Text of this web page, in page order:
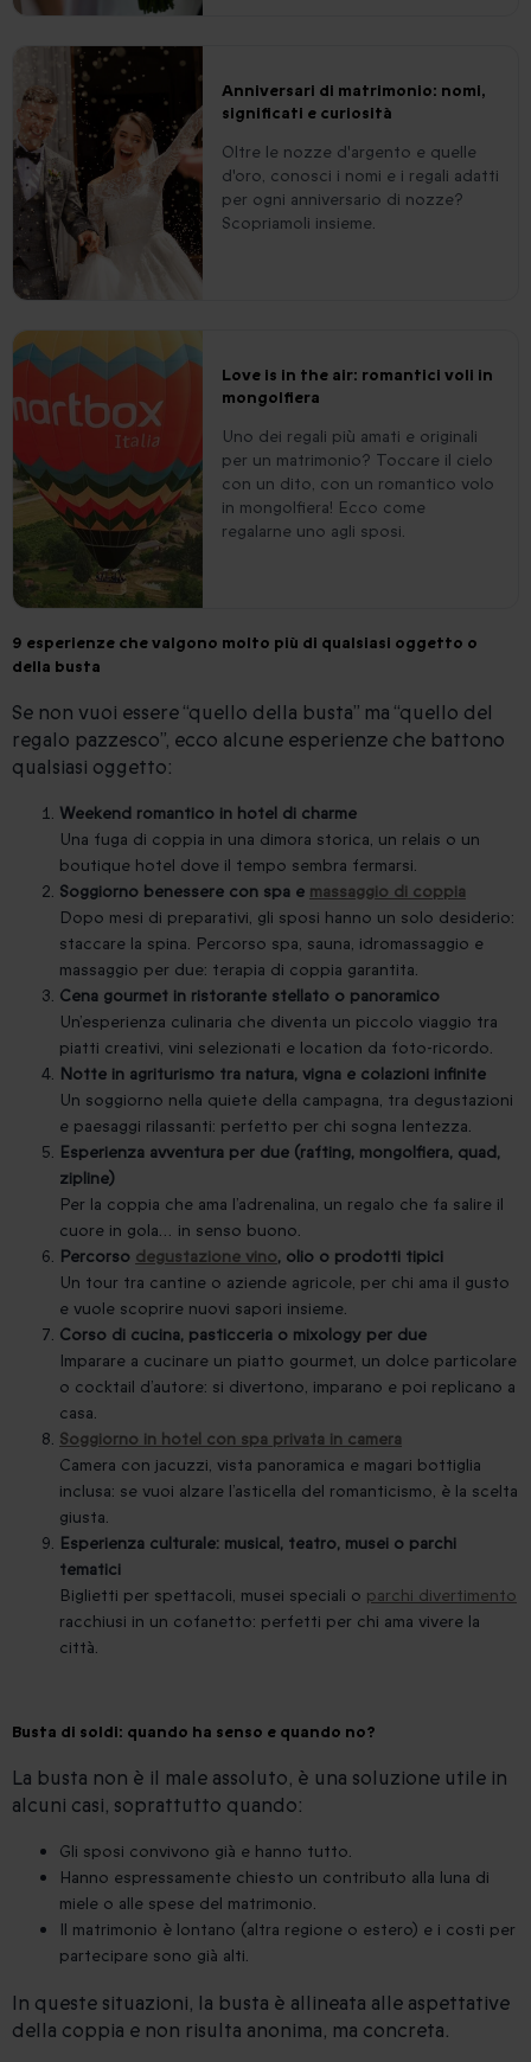
Anniversari di matrimonio: nomi,
significati e curiosità
Oltre le nozze d'argento e quelle
d'oro, conosci i nomi e i regali adatti
per ogni anniversario di nozze?
Scopriamoli insieme.
Love is in the air: romantici voli in
mongolfiera
Uno dei regali più amati e originali
per un matrimonio? Toccare il cielo
con un dito, con un romantico volo
in mongolfiera! Ecco come
regalarne uno agli sposi.
9 esperienze che valgono molto più di qualsiasi oggetto o
della busta
Se non vuoi essere “quello della busta” ma “quello del
regalo pazzesco”, ecco alcune esperienze che battono
qualsiasi oggetto:
Weekend romantico in hotel di charme
Una fuga di coppia in una dimora storica, un relais o un
boutique hotel dove il tempo sembra fermarsi.
Soggiorno benessere con spa e massaggio di coppia
Dopo mesi di preparativi, gli sposi hanno un solo desiderio:
staccare la spina. Percorso spa, sauna, idromassaggio e
massaggio per due: terapia di coppia garantita.
Cena gourmet in ristorante stellato o panoramico
Un’esperienza culinaria che diventa un piccolo viaggio tra
piatti creativi, vini selezionati e location da foto-ricordo.
Notte in agriturismo tra natura, vigna e colazioni infinite
Un soggiorno nella quiete della campagna, tra degustazioni
e paesaggi rilassanti: perfetto per chi sogna lentezza.
Esperienza avventura per due (rafting, mongolfiera, quad,
zipline)
Per la coppia che ama l’adrenalina, un regalo che fa salire il
cuore in gola… in senso buono.
Percorso degustazione vino, olio o prodotti tipici
Un tour tra cantine o aziende agricole, per chi ama il gusto
e vuole scoprire nuovi sapori insieme.
Corso di cucina, pasticceria o mixology per due
Imparare a cucinare un piatto gourmet, un dolce particolare
o cocktail d’autore: si divertono, imparano e poi replicano a
casa.
Soggiorno in hotel con spa privata in camera
Camera con jacuzzi, vista panoramica e magari bottiglia
inclusa: se vuoi alzare l’asticella del romanticismo, è la scelta
giusta.
Esperienza culturale: musical, teatro, musei o parchi
tematici
Biglietti per spettacoli, musei speciali o parchi divertimento
racchiusi in un cofanetto: perfetti per chi ama vivere la
città.
Busta di soldi: quando ha senso e quando no?
La busta non è il male assoluto, è una soluzione utile in
alcuni casi, soprattutto quando:
Gli sposi convivono già e hanno tutto.
Hanno espressamente chiesto un contributo alla luna di
miele o alle spese del matrimonio.
Il matrimonio è lontano (altra regione o estero) e i costi per
partecipare sono già alti.
In queste situazioni, la busta è allineata alle aspettative
della coppia e non risulta anonima, ma concreta.